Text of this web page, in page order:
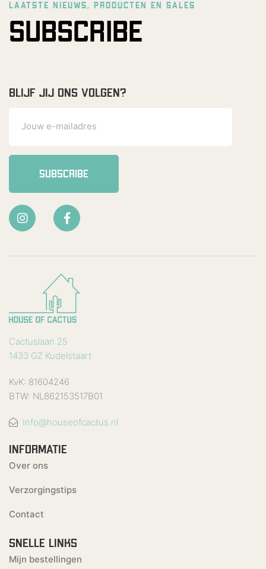
LAATSTE NIEUWS, PRODUCTEN EN SALES
SUBSCRIBE
BLIJF JIJ ONS VOLGEN?
SUBSCRIBE
Cactuslaan 25
1433 GZ Kudelstaart
KvK: 81604246
BTW: NL862153517B01
Info@houseofcactus.nl
INFORMATIE
Over ons
Verzorgingstips
Contact
SNELLE LINKS
Mijn bestellingen